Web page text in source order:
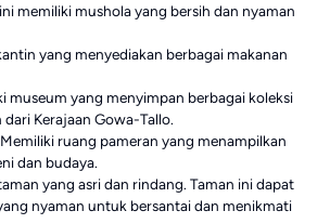
memiliki mushola yang bersih dan nyaman
yang menyediakan berbagai makanan
museum yang menyimpan berbagai koleksi
dari Kerajaan Gowa-Tallo.
ruang pameran yang menampilkan
dan budaya.
yang asri dan rindang. Taman ini dapat
nyaman untuk bersantai dan menikmati